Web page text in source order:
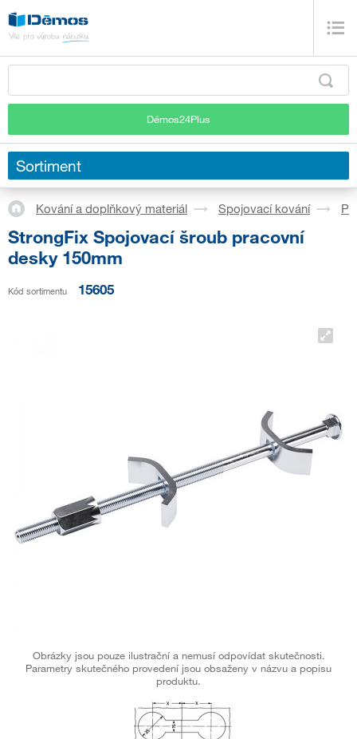
Démos24Plus
Sortiment
Kování a doplňkový materiál Spojovací kování
StrongFix Spojovací šroub pracovní
desky 150mm
Kód sortimentu 15605
Obrázky jsou pouze ilustrační a nemusí odpovídat skutečnosti.
Parametry skutečného provedení jsou obsaženy v názvu a popisu
produktu.